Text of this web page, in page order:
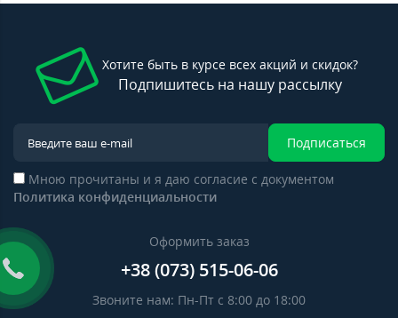
Хотите быть в курсе всех акций и скидок?
Подпишитесь на нашу рассылку
Подписаться
Мною прочитаны и я даю согласие с документом
Политика конфиденциальности
Оформить заказ
+38 (073) 515-06-06
Звоните нам: Пн-Пт с 8:00 до 18:00